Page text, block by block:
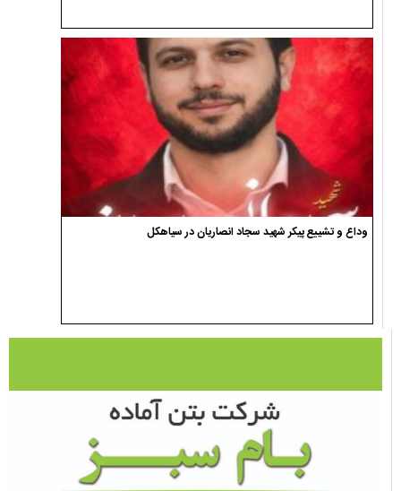
وداع و تشییع پیکر شهید سجاد انصاریان در سیاهکل